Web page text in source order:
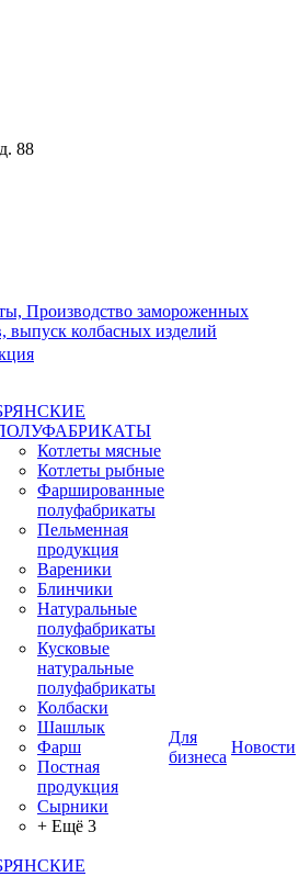
88
Котлеты мясные
Котлеты рыбные
Фаршированные
полуфабрикаты
Пельменная
продукция
Вареники
Блинчики
Натуральные
полуфабрикаты
Кусковые
натуральные
полуфабрикаты
Колбаски
Шашлык
Фарш
Постная
продукция
Сырники
+ Ещё 3
Для
бизнеса
Новости